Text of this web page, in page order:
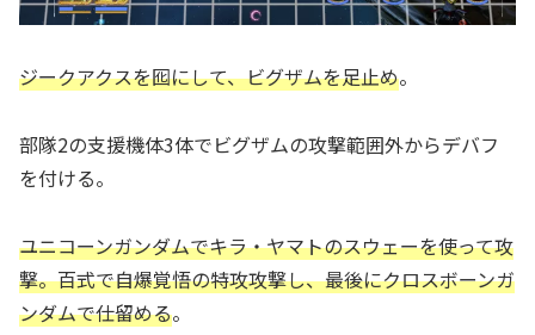
ジークアクスを囮にして、ビグザムを足止め。
部隊2の支援機体3体でビグザムの攻撃範囲外からデバフ
を付ける。
ユニコーンガンダムでキラ・ヤマトのスウェーを使って攻
撃。百式で自爆覚悟の特攻攻撃し、最後にクロスボーンガ
ンダムで仕留める。